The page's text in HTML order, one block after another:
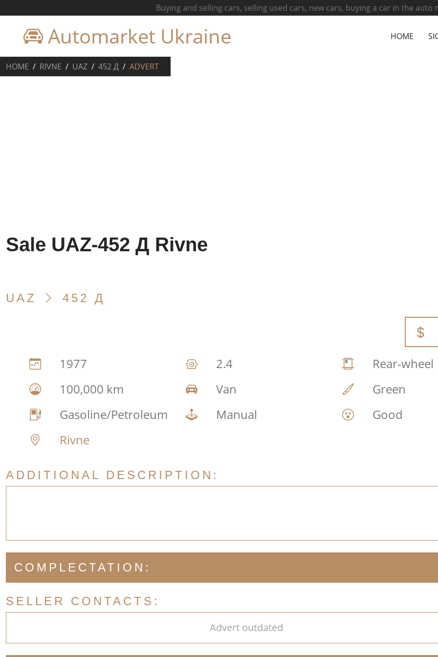
Buying and selling cars, selling used cars, new cars, buying a car in the auto
Automarket Ukraine HOME
HOME RIVNE UAZ 452 Д ADVERT
Sale UAZ-452 Д Rivne
UAZ 452 Д
1977
100,000 km
Gasoline/Petroleum
2.4
Van
Manual
Rear-wheel
Green
Good
Rivne
ADDITIONAL DESCRIPTION:
COMPLECTATION:
SELLER CONTACTS:
Advert outdated